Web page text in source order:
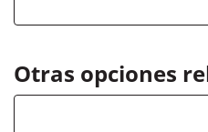
Otras opciones